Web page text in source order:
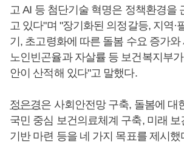
고 AI 등 첨단기술 혁명은 정책환경을
고 있다"며 "장기화된 의정갈등, 지역·
기, 초고령화에 따른 돌봄 수요 증가와
노인빈곤율과 자살률 등 보건복지부
안이 산적해 있다"고 말했다.
정은경은 사회안전망 구축, 돌봄에 대
국민 중심 보건의료체계 구축, 미래
기반 마련 등을 네 가지 목표를 제시했